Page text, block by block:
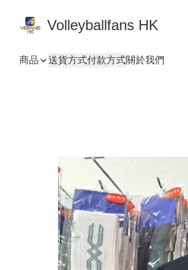
Volleyballfans HK
商品 送貨方式付款方式關於我們